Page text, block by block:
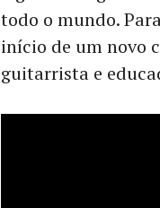
todo o mundo.
início de um novo
guitarrista e